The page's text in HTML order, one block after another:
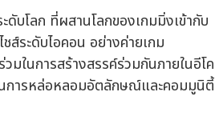
บโลก ที่ผสานโลกของเกมมิ่งเข้ากับ
ระดับไอคอน อย่างค่ายเกม
ในการสร้างสรรค์ร่วมกันภายในอีโค
นการหล่อหลอมอัตลักษณ์และคอมมูนิตี้